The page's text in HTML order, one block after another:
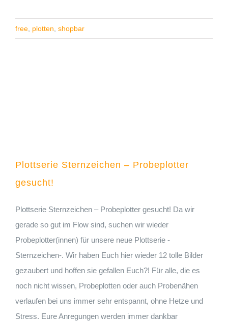
free, plotten, shopbar
Plottserie Sternzeichen – Probeplotter
gesucht!
Plottserie Sternzeichen – Probeplotter gesucht! Da wir
gerade so gut im Flow sind, suchen wir wieder
Probeplotter(innen) für unsere neue Plottserie -
Sternzeichen-. Wir haben Euch hier wieder 12 tolle Bilder
gezaubert und hoffen sie gefallen Euch?! Für alle, die es
noch nicht wissen, Probeplotten oder auch Probenähen
verlaufen bei uns immer sehr entspannt, ohne Hetze und
Stress. Eure Anregungen werden immer dankbar